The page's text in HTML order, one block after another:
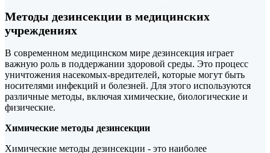
Методы дезинсекции в медицинских
учреждениях
В современном медицинском мире дезинсекция играет
важную роль в поддержании здоровой среды. Это процесс
уничтожения насекомых-вредителей, которые могут быть
носителями инфекций и болезней. Для этого используются
различные методы, включая химические, биологические и
физические.
Химические методы дезинсекции
Химические методы дезинсекции - это наиболее